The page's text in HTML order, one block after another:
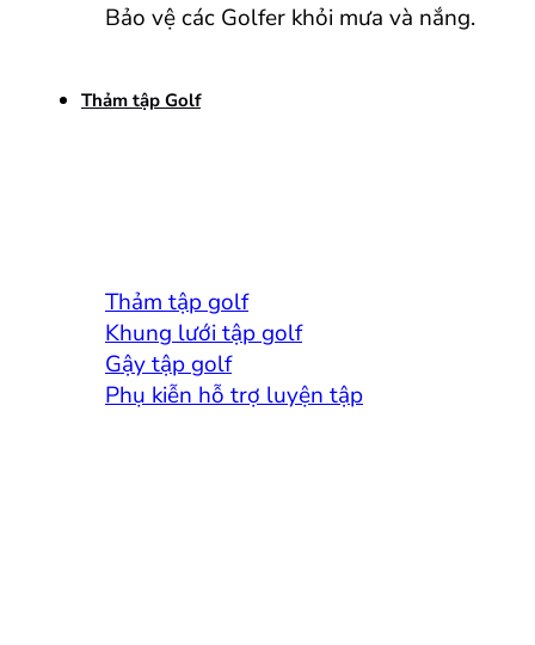
Bảo vệ các Golfer khỏi mưa và nắng.
Thảm tập Golf
Thảm tập golf
Khung lưới tập golf
Gậy tập golf
Phụ kiễn hỗ trợ luyện tập